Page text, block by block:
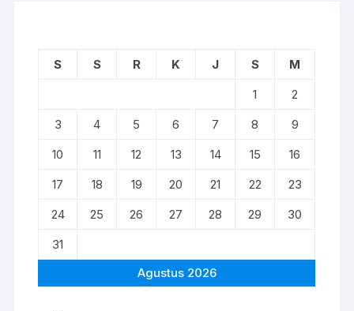
Agustus 2026
S S R K J S
M
1
2
3
4 5 6 7 8
9
10
11 12 13 14 15
16
17
18 19 20 21 22
23
24
25 26 27 28 29
30
31